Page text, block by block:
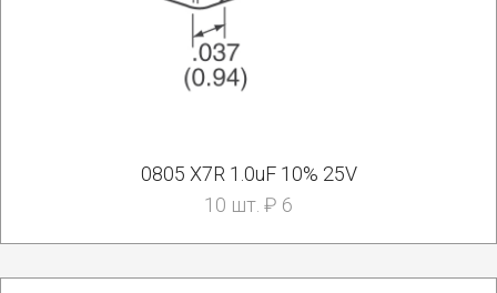
0805 X7R 1.0uF 10% 25V
10 шт. ₽ 6